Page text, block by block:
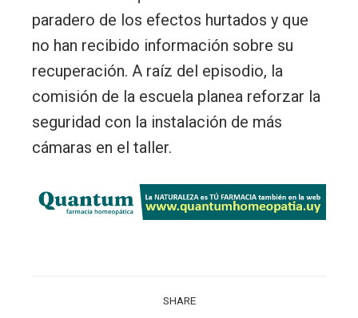
paradero de los efectos hurtados y que
no han recibido información sobre su
recuperación. A raíz del episodio, la
comisión de la escuela planea reforzar la
seguridad con la instalación de más
cámaras en el taller.
SHARE